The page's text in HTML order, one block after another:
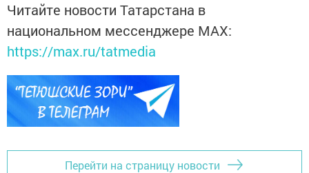
Читайте новости Татарстана в
национальном мессенджере MАХ:
https://max.ru/tatmedia
Перейти на страницу новости